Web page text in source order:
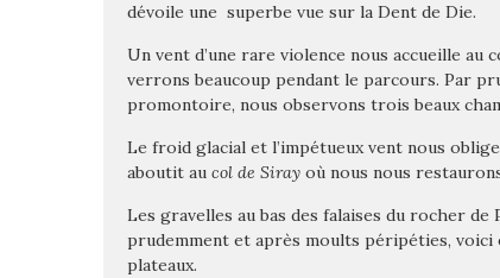
dévoile une superbe vue sur la Dent de Die.
Un vent d’une rare violence nous accueille au
verrons beaucoup pendant le parcours. Par
promontoire, nous observons trois beaux
Le froid glacial et l’impétueux vent nous
aboutit au col de Siray où nous nous
Les gravelles au bas des falaises du rocher
prudemment et après moults péripéties, voici
plateaux.